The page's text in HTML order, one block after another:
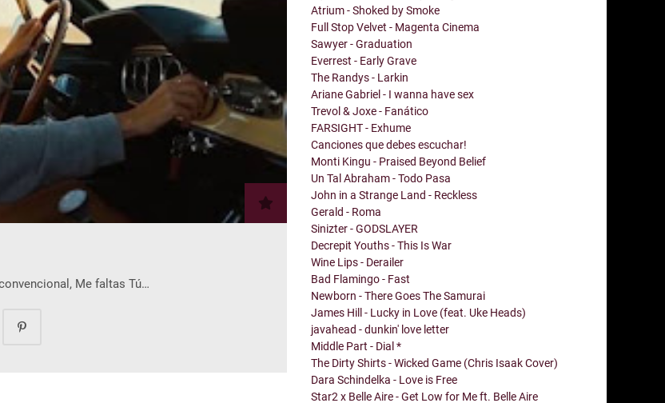
Me faltas Tú…
Atrium - Shoked by Smoke
Full Stop Velvet - Magenta Cinema
Sawyer - Graduation
Everrest - Early Grave
The Randys - Larkin
Ariane Gabriel - I wanna have sex
Trevol & Joxe - Fanático
FARSIGHT - Exhume
Canciones que debes escuchar!
Monti Kingu - Praised Beyond Belief
Un Tal Abraham - Todo Pasa
John in a Strange Land - Reckless
Gerald - Roma
Sinizter - GODSLAYER
Decrepit Youths - This Is War
Wine Lips - Derailer
Bad Flamingo - Fast
Newborn - There Goes The Samurai
James Hill - Lucky in Love (feat. Uke Heads)
javahead - dunkin' love letter
Middle Part - Dial *
The Dirty Shirts - Wicked Game (Chris Isaak Cover)
Dara Schindelka - Love is Free
Star2 x Belle Aire - Get Low for Me ft. Belle Aire